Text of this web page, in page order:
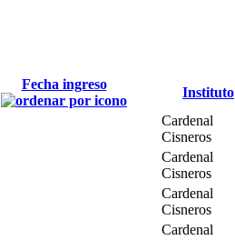
Fecha ingreso
Instituto
Cardenal
Cisneros
Cardenal
Cisneros
Cardenal
Cisneros
Cardenal